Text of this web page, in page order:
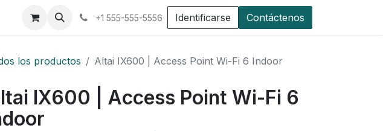
Planilla +1 555-555-5556 Identificarse Contáctenos
los productos Altai IX600 | Access Point Wi-Fi 6 Indoor
IX600 | Access Point Wi-Fi 6